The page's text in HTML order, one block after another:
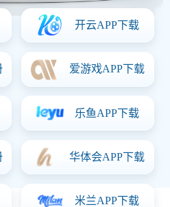
网相关的数据服务、赛事预告、资
体服务内容将根据运营安排进行调
下行为：
统安全